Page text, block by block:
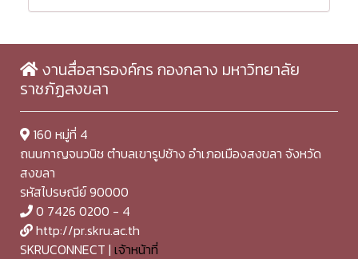
งานสื่อสารองค์กร กองกลาง มหาวิทยาลัย
ราชภัฏสงขลา
160 หมู่ที่ 4
ถนนกาญจนวนิช ตำบลเขารูปช้าง อำเภอเมืองสงขลา จังหวัด
สงขลา
รหัสไปรษณีย์ 90000
0 7426 0200 - 4
http://pr.skru.ac.th
SKRUCONNECT | เจ้าหน้าที่